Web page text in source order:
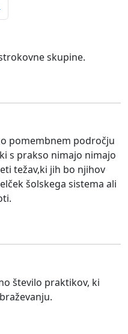
skupine.
pomembnem področju
s prakso nimajo nimajo
težav,ki jih bo njihov
šolskega sistema ali
število praktikov, ki